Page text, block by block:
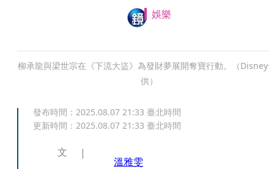
娛樂
柳承龍與梁世宗在《下流大盜》為發財夢展開奪寶行動。（
供）
發布時間： 2025.08.07 21:33 臺北時間
更新時間： 2025.08.07 21:33 臺北時間
文
溫雅雯